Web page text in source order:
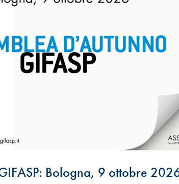
Bologna, 9 ottobre